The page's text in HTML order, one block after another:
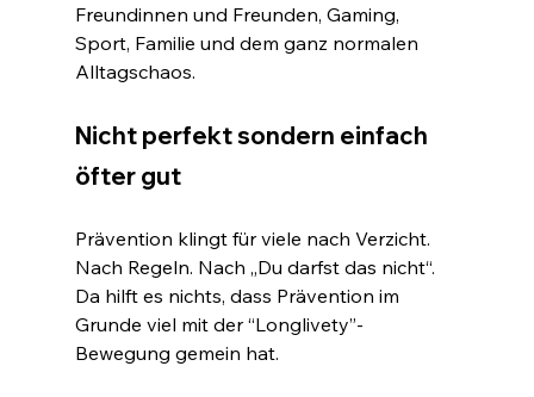
Freundinnen und Freunden, Gaming,
Sport, Familie und dem ganz normalen
Alltagschaos.
Nicht perfekt sondern einfach
öfter gut
Prävention klingt für viele nach Verzicht.
Nach Regeln. Nach „Du darfst das nicht“.
Da hilft es nichts, dass Prävention im
Grunde viel mit der “Longlivety”-
Bewegung gemein hat.